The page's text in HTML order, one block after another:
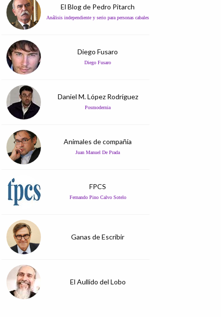
El Blog de Pedro Pitarch
Análisis independiente y serio para personas cabales
Diego Fusaro
Diego Fusaro
Daniel M. López Rodríguez
Posmodernia
Animales de compañía
Juan Manuel De Prada
FPCS
Fernando Pino Calvo Sotelo
Ganas de Escribir
El Aullido del Lobo